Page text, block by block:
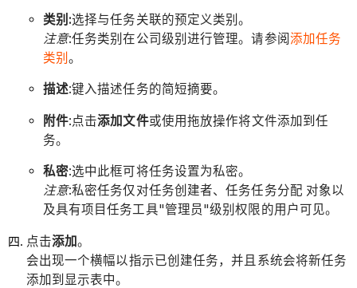
类别:选择与任务关联的预定义类别。
注意:任务类别在公司级别进行管理。请参阅添加任务
类别 。
描述:键入描述任务的简短摘要。
附件:点击添加文件或使用拖放操作将文件添加到任
务。
私密:选中此框可将任务设置为私密。
注意:私密任务仅对任务创建者、任务任务分配 对象以
及具有项目任务工具"管理员"级别权限的用户可见。
点击添加。
会出现一个横幅以指示已创建任务，并且系统会将新任务
添加到显示表中。